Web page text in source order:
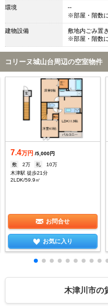
環境
--
※部屋・階数
建物設備
敷地内ごみ置
※部屋・階数
コリーヌ城山台周辺の空室物件
7.4万円 /5,000円
敷
2万 礼
10万
木津駅 徒歩21分
2LDK/59.9㎡
お問合せ
お気に入り
木津川市の